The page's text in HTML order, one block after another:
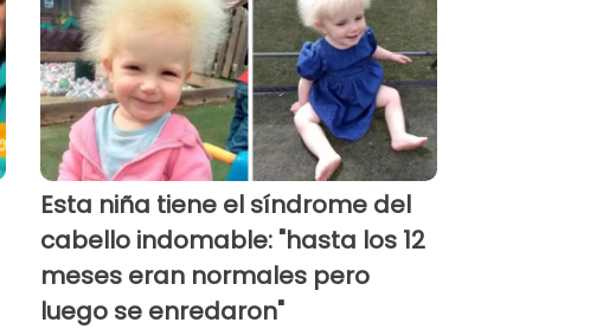
Esta niña tiene el síndrome del
cabello indomable: "hasta los 12
meses eran normales pero
luego se enredaron"